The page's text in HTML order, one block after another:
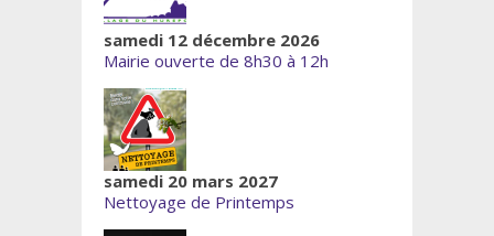
samedi 12 décembre 2026
Mairie ouverte de 8h30 à 12h
samedi 20 mars 2027
Nettoyage de Printemps